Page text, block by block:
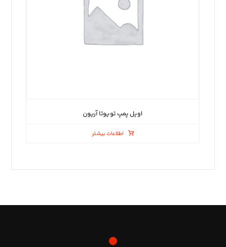
اویل پمپ تویوتا آریون
اطلاعات بیشتر